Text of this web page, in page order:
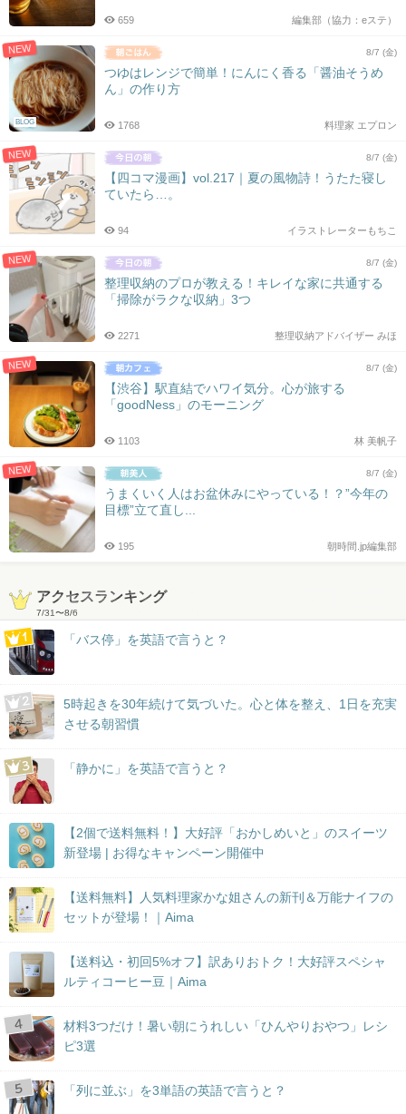
編集部（協力：eステ）
659
NEW
BLOG
8/7 (金)
つゆはレンジで簡単！にんにく香る「醤油そうめ
ん」の作り方
料理家 エプロン
1768
NEW 8/7 (金)
【四コマ漫画】vol.217｜夏の風物詩！うたた寝し
ていたら…。
イラストレーターもちこ
94
NEW 8/7 (金)
整理収納のプロが教える！キレイな家に共通する
「掃除がラクな収納」3つ
整理収納アドバイザー みほ
2271
NEW 8/7 (金)
【渋谷】駅直結でハワイ気分。心が旅する
「goodNess」のモーニング
林 美帆子
1103
NEW 8/7 (金)
うまくいく人はお盆休みにやっている！？”今年の
目標”立て直し...
朝時間.jp編集部
195
アクセスランキング
7/31〜8/6
「バス停」を英語で言うと？
5時起きを30年続けて気づいた。心と体を整え、1日を充実
させる朝習慣
「静かに」を英語で言うと？
【2個で送料無料！】大好評「おかしめいと」のスイーツ
新登場 | お得なキャンペーン開催中
【送料無料】人気料理家かな姐さんの新刊＆万能ナイフの
セットが登場！｜Aima
【送料込・初回5%オフ】訳ありおトク！大好評スペシャ
ルティコーヒー豆｜Aima
材料3つだけ！暑い朝にうれしい「ひんやりおやつ」レシ
ピ3選
「列に並ぶ」を3単語の英語で言うと？